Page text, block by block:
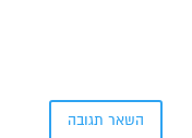
השאר תגובה